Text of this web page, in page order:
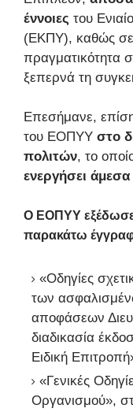
έννοιες του
(ΕΚΠΥ), καθώς σε
πραγματικότητα
ξεπερνά τη
Επεσήμανε,
του ΕΟΠΥΥ στο
πολιτών, το
ενεργήσει
Ο ΕΟΠΥΥ
παρακάτω
«Οδηγίες
των
αποφάσεων
διαδικασία
Ειδική
«Γενικές
Οργανισμού»,